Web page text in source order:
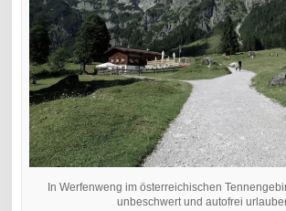
In Werfenweng im österreichischen
unbeschwert und autofrei